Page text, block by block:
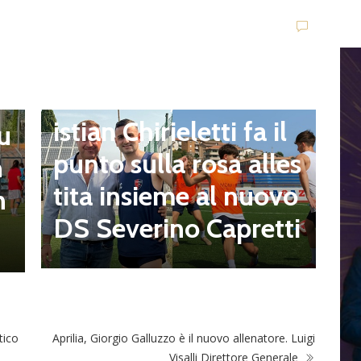
istian Chirieletti fa il
punto sulla rosa alles
tita insieme al nuovo
DS Severino Capretti
Aprilia, Giorgio Galluzzo è il nuovo allenatore. Luigi
Visalli Direttore Generale